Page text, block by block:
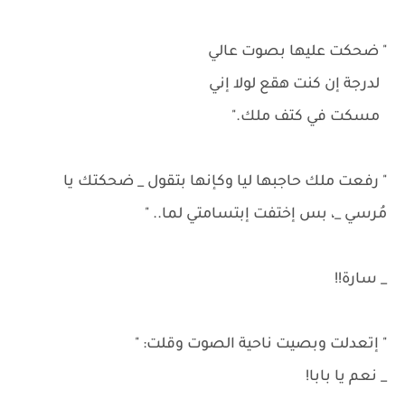
" ضحكت عليها بصوت عالي
لدرجة إن كنت هقع لولا إني
مسكت في كتف ملك."
" رفعت ملك حاجبها ليا وكإنها بتقول _ ضحكتك يا
مُرسي _، بس إختفت إبتسامتي لما.. "
_ سارة!!
" إتعدلت وبصيت ناحية الصوت وقلت: "
_ نعم يا بابا!